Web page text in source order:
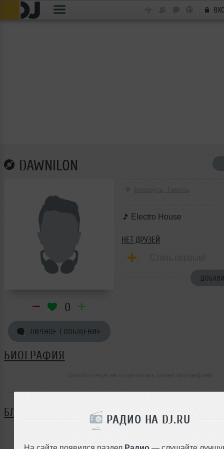
РАДИО НА DJ.RU
На сайте появился раздел Радио — слушайте
DAWNILON
0
ЛИЧНОЕ СООБЩЕНИЕ
Electro House
НЕТ ДРУЗЕЙ
БИОГРАФИЯ
БЛОГ